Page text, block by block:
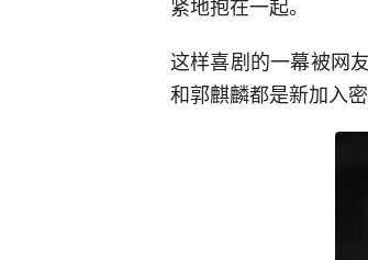
这样喜剧的一幕被网
和郭麒麟都是新加入